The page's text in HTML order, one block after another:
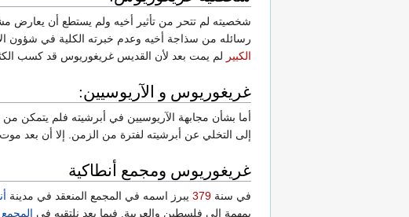
شخصيته لم تتحر من تأثير أخيه ولم يستطع أن يعارض
رسائله من سذاجة أخيه وعدم خبرته الكلية في شؤون
الكبير لم يمت بعد لأن القديس غريغوريوس قد كسب
غريغوريوس و الآريوسيين:
أما بشأن مجابهة الآريوسيين في أبرشيته فلم يتمكن
إلى التخلي عن أبرشيته لفترة من الزمن. إلا أن بعد
غريغوريوس ومجمع أنطاكية
في سنة 379 يبرز اسمه في المجمع المنعقد في مدينة
بمهمة إلى فلسطين والعربية. فيما بعد نلتقيه في